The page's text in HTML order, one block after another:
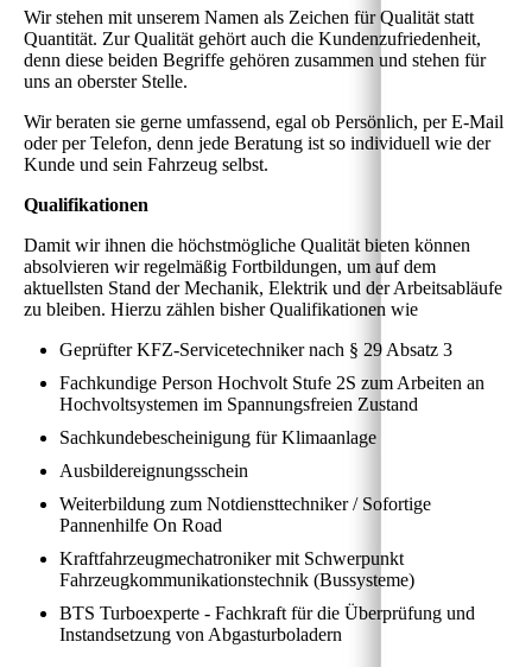
Wir stehen mit unserem Namen als Zeichen für Qualität statt
Quantität. Zur Qualität gehört auch die Kundenzufriedenheit,
denn diese beiden Begriffe gehören zusammen und stehen für
uns an oberster Stelle.
Wir beraten sie gerne umfassend, egal ob Persönlich, per E-Mail
oder per Telefon, denn jede Beratung ist so individuell wie der
Kunde und sein Fahrzeug selbst.
Qualifikationen
Damit wir ihnen die höchstmögliche Qualität bieten können
absolvieren wir regelmäßig Fortbildungen, um auf dem
aktuellsten Stand der Mechanik, Elektrik und der Arbeitsabläufe
zu bleiben. Hierzu zählen bisher Qualifikationen wie
Geprüfter KFZ-Servicetechniker nach § 29 Absatz 3
Fachkundige Person Hochvolt Stufe 2S zum Arbeiten an
Hochvoltsystemen im Spannungsfreien Zustand
Sachkundebescheinigung für Klimaanlage
Ausbildereignungsschein
Weiterbildung zum Notdiensttechniker / Sofortige
Pannenhilfe On Road
Kraftfahrzeugmechatroniker mit Schwerpunkt
Fahrzeugkommunikationstechnik (Bussysteme)
BTS Turboexperte - Fachkraft für die Überprüfung und
Instandsetzung von Abgasturboladern